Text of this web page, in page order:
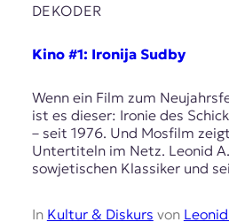
DEKODER
Kino #1: Ironija Sudby
Wenn ein Film zum
ist es dieser: Ironie des
– seit 1976. Und Mosfilm
Untertiteln im Netz. Leonid
sowjetischen Klassiker und
In Kultur & Diskurs von